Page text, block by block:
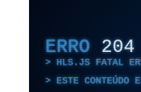
ERRO 204
HLS.JS FATAL
ESTE CONTEÚDO